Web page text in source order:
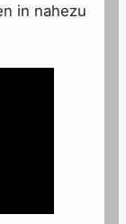
in nahezu